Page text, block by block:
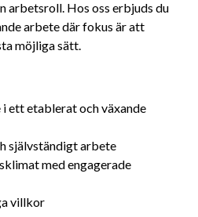
arbetsroll. Hos oss erbjuds du
arbete där fokus är att
möjliga sätt.
ett etablerat och växande
självständigt arbete
med engagerade
villkor